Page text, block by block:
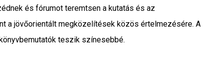
és fórumot teremtsen a kutatás és az
a jövőorientált megközelítések közös értelmezésére. A
teszik színesebbé.